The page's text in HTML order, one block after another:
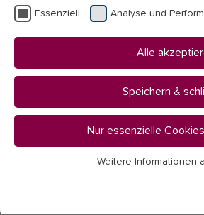
Skip to main navigation
You
here:
Startseite
Organisation
Verwaltung & Services
Formulare
Formulare
Essenziell Analyse und
Alle
Speichern &
Nur essenzielle
Essenzielle Cookies werden für
Weitere Informationen